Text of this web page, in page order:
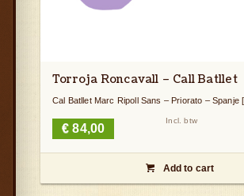
Torroja Roncavall – Call Batllet
Cal Batllet Marc Ripoll Sans – Priorato – Spanje
€ 84,00
Incl. btw
 Add to cart